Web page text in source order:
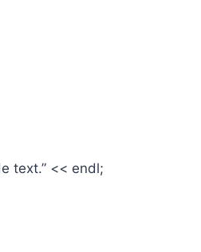
text.” << endl;